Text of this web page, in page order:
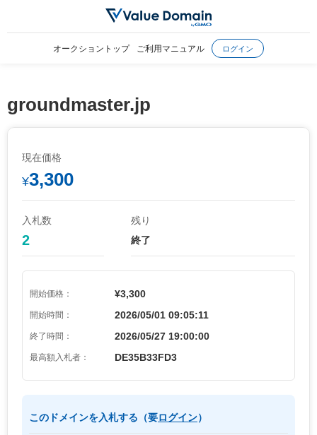
オークショントップ ご利用マニュアル ログイン
groundmaster.jp
現在価格
¥3,300
入札数
2
残り
終了
開始価格： ¥3,300
開始時間： 2026/05/01 09:05:11
終了時間： 2026/05/27 19:00:00
最高額入札者： DE35B33FD3
このドメインを入札する（要ログイン）